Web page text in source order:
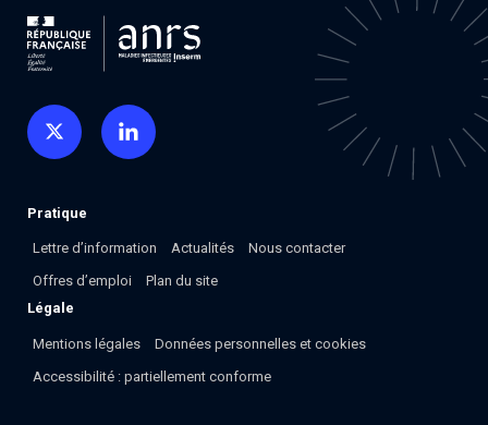
Pratique
Lettre d’information Actualités
Nous contacter
Offres d’emploi
Plan du site
Légale
Mentions légales
Données personnelles et cookies
Accessibilité : partiellement conforme